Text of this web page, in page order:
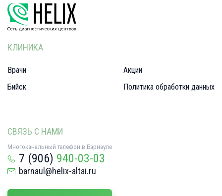
КЛИНИКА
Врачи
Акции
Бийск
Политика обработки данных
СВЯЗЬ С НАМИ
Многоканальный телефон в Барнауле
7 (906) 940-03-03
barnaul@helix-altai.ru